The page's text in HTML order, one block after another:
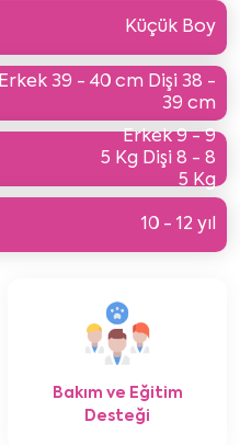
Küçük Boy
Erkek 39 - 40 cm Dişi 38 -
39 cm
Erkek 9 - 9
5 Kg Dişi 8 - 8
5 Kg
10 - 12 yıl
Bakım ve Eğitim
Desteği